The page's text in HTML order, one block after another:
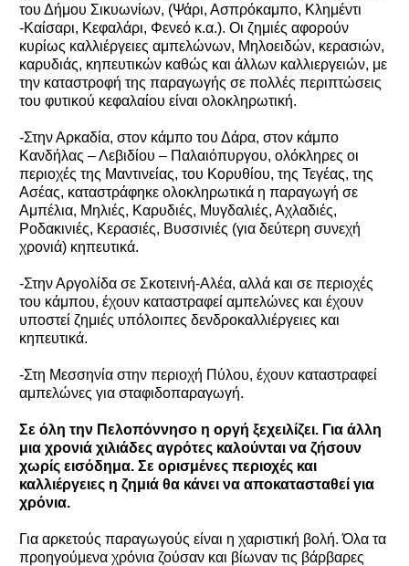
του Δήμου Σικυωνίων, (Ψάρι, Ασπρόκαμπο, Κλημέντι
-Καίσαρι, Κεφαλάρι, Φενεό κ.α.). Οι ζημιές αφορούν
κυρίως καλλιέργειες αμπελώνων, Μηλοειδών, κερασιών,
καρυδιάς, κηπευτικών καθώς και άλλων καλλιεργειών, με
την καταστροφή της παραγωγής σε πολλές περιπτώσεις
του φυτικού κεφαλαίου είναι ολοκληρωτική.
-Στην Αρκαδία, στον κάμπο του Δάρα, στον κάμπο
Κανδήλας – Λεβιδίου – Παλαιόπυργου, ολόκληρες οι
περιοχές της Μαντινείας, του Κορυθίου, της Τεγέας, της
Ασέας, καταστράφηκε ολοκληρωτικά η παραγωγή σε
Αμπέλια, Μηλιές, Καρυδιές, Μυγδαλιές, Αχλαδιές,
Ροδακινιές, Κερασιές, Βυσσινιές (για δεύτερη συνεχή
χρονιά) κηπευτικά.
-Στην Αργολίδα σε Σκοτεινή-Αλέα, αλλά και σε περιοχές
του κάμπου, έχουν καταστραφεί αμπελώνες και έχουν
υποστεί ζημιές υπόλοιπες δενδροκαλλιέργειες και
κηπευτικά.
-Στη Μεσσηνία στην περιοχή Πύλου, έχουν καταστραφεί
αμπελώνες για σταφιδοπαραγωγή.
Σε όλη την Πελοπόννησο η οργή ξεχειλίζει. Για άλλη
μια χρονιά χιλιάδες αγρότες καλούνται να ζήσουν
χωρίς εισόδημα. Σε ορισμένες περιοχές και
καλλιέργειες η ζημιά θα κάνει να αποκατασταθεί για
χρόνια.
Για αρκετούς παραγωγούς είναι η χαριστική βολή. Όλα τα
προηγούμενα χρόνια ζούσαν και βίωναν τις βάρβαρες